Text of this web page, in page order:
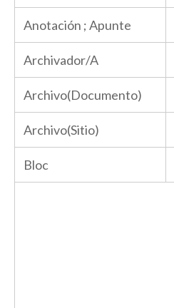
Anotación ; Apunte
Archivador/A
Archivo(Documento)
Archivo(Sitio)
Bloc